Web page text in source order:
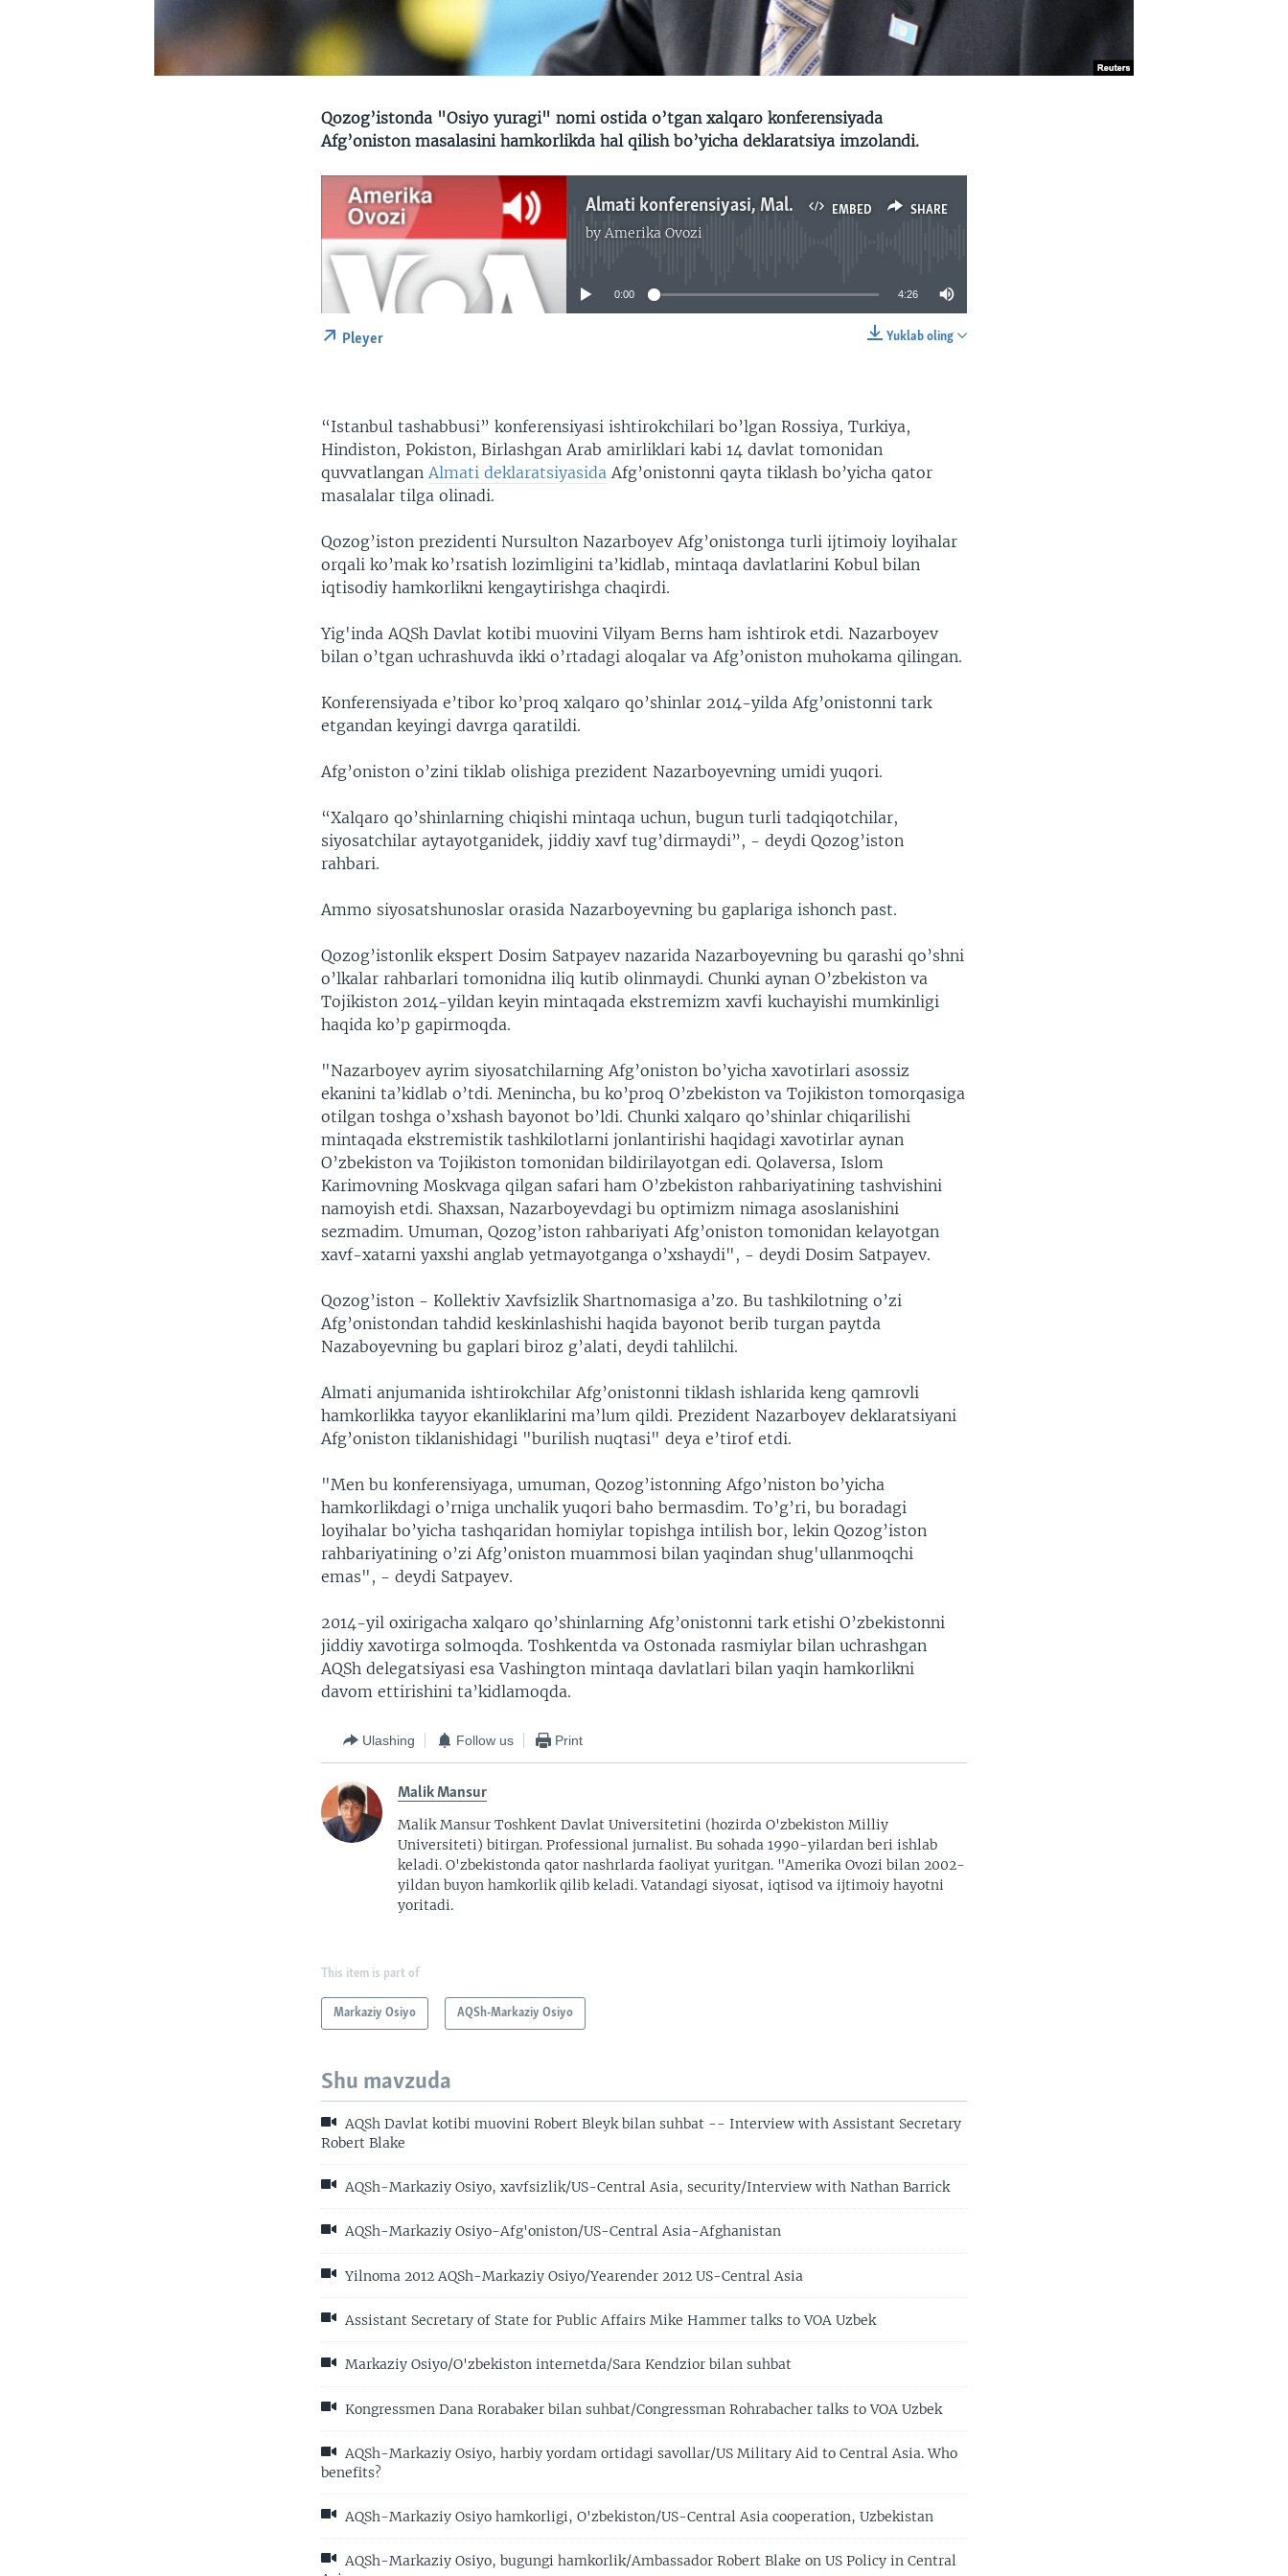
Qozog’istonda "Osiyo yuragi" nomi ostida o’tgan xalqaro konferensiyada
Afg’oniston masalasini hamkorlikda hal qilish bo’yicha deklaratsiya imzolandi.
EMBED SHARE
Almati konferensiyasi, Malik Mansur
byAmerika Ovozi
No media source currently available
0:00 4:26
Yuklab oling
Pleyer
“Istanbul tashabbusi” konferensiyasi ishtirokchilari bo’lgan Rossiya, Turkiya,
Hindiston, Pokiston, Birlashgan Arab amirliklari kabi 14 davlat tomonidan
quvvatlanganAlmati deklaratsiyasida Afg’onistonni qayta tiklash bo’yicha qator
masalalar tilga olinadi.
Qozog’iston prezidenti Nursulton Nazarboyev Afg’onistonga turli ijtimoiy loyihalar
orqali ko’mak ko’rsatish lozimligini ta’kidlab, mintaqa davlatlarini Kobul bilan
iqtisodiy hamkorlikni kengaytirishga chaqirdi.
Yig'inda AQSh Davlat kotibi muovini Vilyam Berns ham ishtirok etdi. Nazarboyev
bilan o’tgan uchrashuvda ikki o’rtadagi aloqalar va Afg’oniston muhokama qilingan.
Konferensiyada e’tibor ko’proq xalqaro qo’shinlar 2014-yilda Afg’onistonni tark
etgandan keyingi davrga qaratildi.
Afg’oniston o’zini tiklab olishiga prezident Nazarboyevning umidi yuqori.
“Xalqaro qo’shinlarning chiqishi mintaqa uchun, bugun turli tadqiqotchilar,
siyosatchilar aytayotganidek, jiddiy xavf tug’dirmaydi”, - deydi Qozog’iston
rahbari.
Ammo siyosatshunoslar orasida Nazarboyevning bu gaplariga ishonch past.
Qozog’istonlik ekspert Dosim Satpayev nazarida Nazarboyevning bu qarashi qo’shni
o’lkalar rahbarlari tomonidna iliq kutib olinmaydi. Chunki aynan O’zbekiston va
Tojikiston 2014-yildan keyin mintaqada ekstremizm xavfi kuchayishi mumkinligi
haqida ko’p gapirmoqda.
"Nazarboyev ayrim siyosatchilarning Afg’oniston bo’yicha xavotirlari asossiz
ekanini ta’kidlab o’tdi. Menincha, bu ko’proq O’zbekiston va Tojikiston tomorqasiga
otilgan toshga o’xshash bayonot bo’ldi. Chunki xalqaro qo’shinlar chiqarilishi
mintaqada ekstremistik tashkilotlarni jonlantirishi haqidagi xavotirlar aynan
O’zbekiston va Tojikiston tomonidan bildirilayotgan edi. Qolaversa, Islom
Karimovning Moskvaga qilgan safari ham O’zbekiston rahbariyatining tashvishini
namoyish etdi. Shaxsan, Nazarboyevdagi bu optimizm nimaga asoslanishini
sezmadim. Umuman, Qozog’iston rahbariyati Afg’oniston tomonidan kelayotgan
xavf-xatarni yaxshi anglab yetmayotganga o’xshaydi", - deydi Dosim Satpayev.
Qozog’iston - Kollektiv Xavfsizlik Shartnomasiga a’zo. Bu tashkilotning o’zi
Afg’onistondan tahdid keskinlashishi haqida bayonot berib turgan paytda
Nazaboyevning bu gaplari biroz g’alati, deydi tahlilchi.
Almati anjumanida ishtirokchilar Afg’onistonni tiklash ishlarida keng qamrovli
hamkorlikka tayyor ekanliklarini ma’lum qildi. Prezident Nazarboyev deklaratsiyani
Afg’oniston tiklanishidagi "burilish nuqtasi" deya e’tirof etdi.
"Men bu konferensiyaga, umuman, Qozog’istonning Afgo’niston bo’yicha
hamkorlikdagi o’rniga unchalik yuqori baho bermasdim. To’g’ri, bu boradagi
loyihalar bo’yicha tashqaridan homiylar topishga intilish bor, lekin Qozog’iston
rahbariyatining o’zi Afg’oniston muammosi bilan yaqindan shug'ullanmoqchi
emas", - deydi Satpayev.
2014-yil oxirigacha xalqaro qo’shinlarning Afg’onistonni tark etishi O’zbekistonni
jiddiy xavotirga solmoqda. Toshkentda va Ostonada rasmiylar bilan uchrashgan
AQSh delegatsiyasi esa Vashington mintaqa davlatlari bilan yaqin hamkorlikni
davom ettirishini ta’kidlamoqda.
Ulashing Follow us Print
Malik Mansur
Malik Mansur Toshkent Davlat Universitetini (hozirda O'zbekiston Milliy
Universiteti) bitirgan. Professional jurnalist. Bu sohada 1990-yilardan beri ishlab
keladi. O'zbekistonda qator nashrlarda faoliyat yuritgan. "Amerika Ovozi bilan 2002-
yildan buyon hamkorlik qilib keladi. Vatandagi siyosat, iqtisod va ijtimoiy hayotni
yoritadi.
This item is part of
Markaziy Osiyo AQSh-Markaziy Osiyo
Shu mavzuda
AQSh Davlat kotibi muovini Robert Bleyk bilan suhbat -- Interview with Assistant Secretary
Robert Blake
AQSh-Markaziy Osiyo, xavfsizlik/US-Central Asia, security/Interview with Nathan Barrick
AQSh-Markaziy Osiyo-Afg'oniston/US-Central Asia-Afghanistan
Yilnoma 2012 AQSh-Markaziy Osiyo/Yearender 2012 US-Central Asia
Assistant Secretary of State for Public Affairs Mike Hammer talks to VOA Uzbek
Markaziy Osiyo/O'zbekiston internetda/Sara Kendzior bilan suhbat
Kongressmen Dana Rorabaker bilan suhbat/Congressman Rohrabacher talks to VOA Uzbek
AQSh-Markaziy Osiyo, harbiy yordam ortidagi savollar/US Military Aid to Central Asia. Who
benefits?
AQSh-Markaziy Osiyo hamkorligi, O'zbekiston/US-Central Asia cooperation, Uzbekistan
AQSh-Markaziy Osiyo, bugungi hamkorlik/Ambassador Robert Blake on US Policy in Central